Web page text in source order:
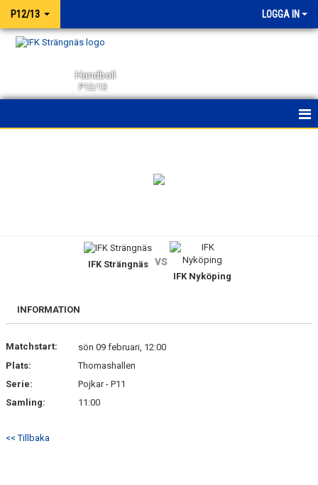
P12/13 LOGGA IN
Handboll
P12/13
DOKUMENT
BÖRJA SPELA HANDBOLL HOS P12/13 LAGET
IFK Strängnäs vs
IFK Nyköping
INFORMATION
Matchstart:
sön 09 februari, 12:00
Plats:
Thomashallen
Serie:
Pojkar - P11
Samling:
11:00
<< Tillbaka